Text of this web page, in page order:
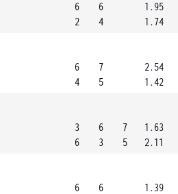
6
2
6
4
1.95
1.74
6
4
7
5
2.54
1.42
3
6
6
3
7
5
1.63
2.11
6
6
1.39